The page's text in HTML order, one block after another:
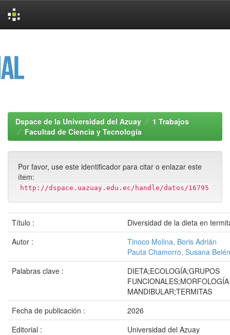
Dspace de la Universidad del Azuay
1 Trabajos
Facultad de Ciencia y Tecnología
Por favor, use este identificador para citar o enlazar este
ítem:
http://dspace.uazuay.edu.ec/handle/datos/16795
Título :
Diversidad de la dieta en
Autor :
Tinoco Molina, Boris Adrián
Pauta Chamorro, Susana Belén
Palabras clave :
DIETA;ECOLOGÍA;GRUPOS
FUNCIONALES;MORFOLOGÍA
MANDIBULAR;TERMITAS
Fecha de publicación :
2026
Editorial :
Universidad del Azuay